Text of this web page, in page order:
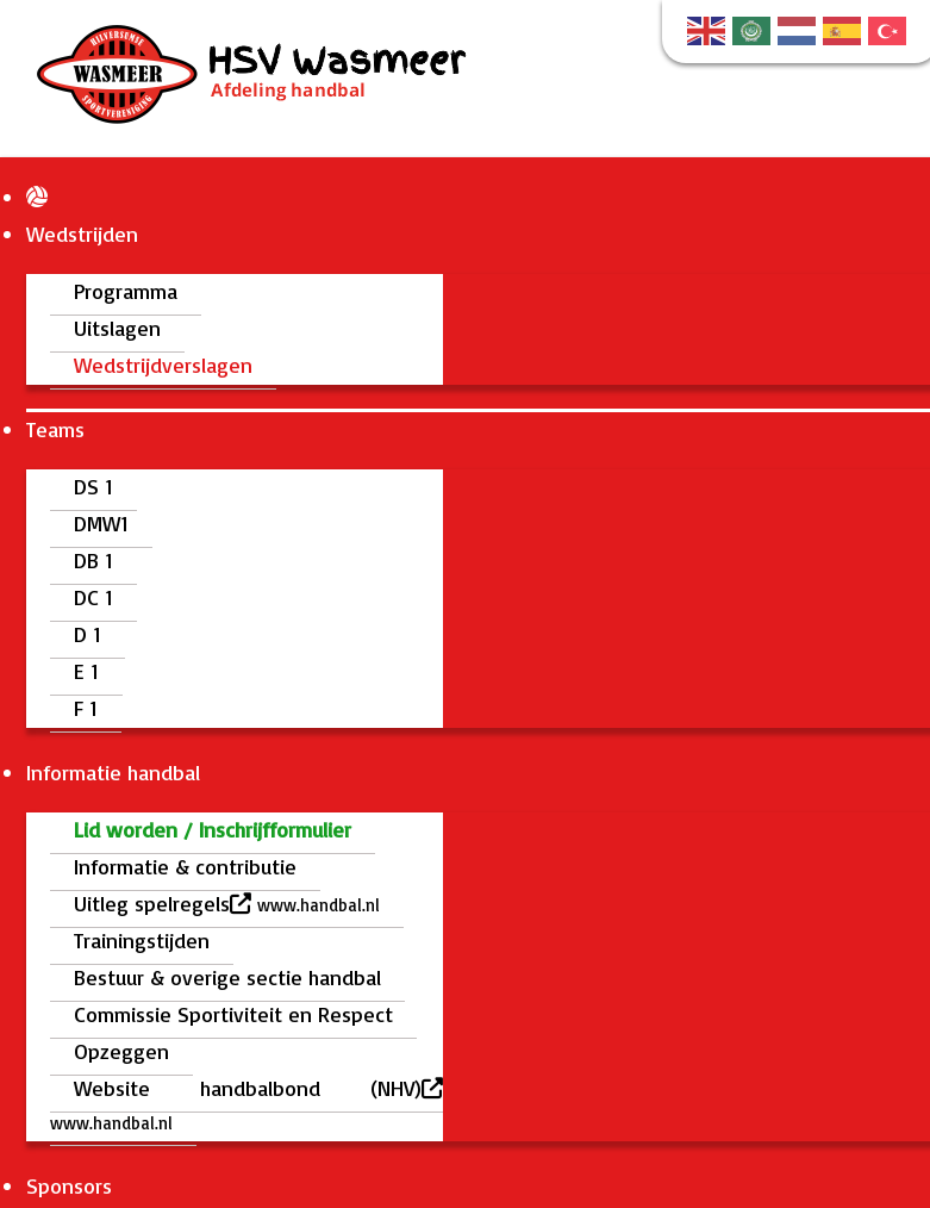
Wedstrijden
Programma
Uitslagen
Wedstrijdverslagen
Teams
DS 1
DMW1
DB 1
DC 1
D 1
E 1
F 1
Informatie handbal
Lid worden / Inschrijfformulier
Informatie & contributie
Uitleg spelregels
www.handbal.nl
Trainingstijden
Bestuur & overige sectie handbal
Commissie Sportiviteit en Respect
Opzeggen
Website handbalbond (NHV)
www.handbal.nl
Sponsors